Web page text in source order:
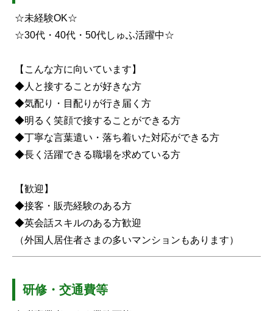
☆未経験OK☆
☆30代・40代・50代しゅふ活躍中☆
【こんな方に向いています】
◆人と接することが好きな方
◆気配り・目配りが行き届く方
◆明るく笑顔で接することができる方
◆丁寧な言葉遣い・落ち着いた対応ができる方
◆長く活躍できる職場を求めている方
【歓迎】
◆接客・販売経験のある方
◆英会話スキルのある方歓迎
（外国人居住者さまの多いマンションもあります）
研修・交通費等